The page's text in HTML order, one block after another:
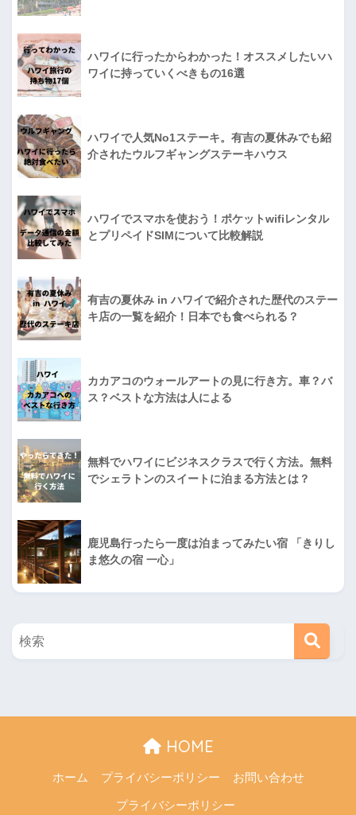
ハワイに行ったからわかった！オススメしたいハ
ワイに持っていくべきもの16選
ハワイで人気No1ステーキ。有吉の夏休みでも紹
介されたウルフギャングステーキハウス
ハワイでスマホを使おう！ポケットwifiレンタル
とプリペイドSIMについて比較解説
有吉の夏休み in ハワイで紹介された歴代のステー
キ店の一覧を紹介！日本でも食べられる？
カカアコのウォールアートの見に行き方。車？バ
ス？ベストな方法は人による
無料でハワイにビジネスクラスで行く方法。無料
でシェラトンのスイートに泊まる方法とは？
鹿児島行ったら一度は泊まってみたい宿 「きりし
ま悠久の宿 一心」
HOME
ホーム プライバシーポリシー お問い合わせ
プライバシーポリシー